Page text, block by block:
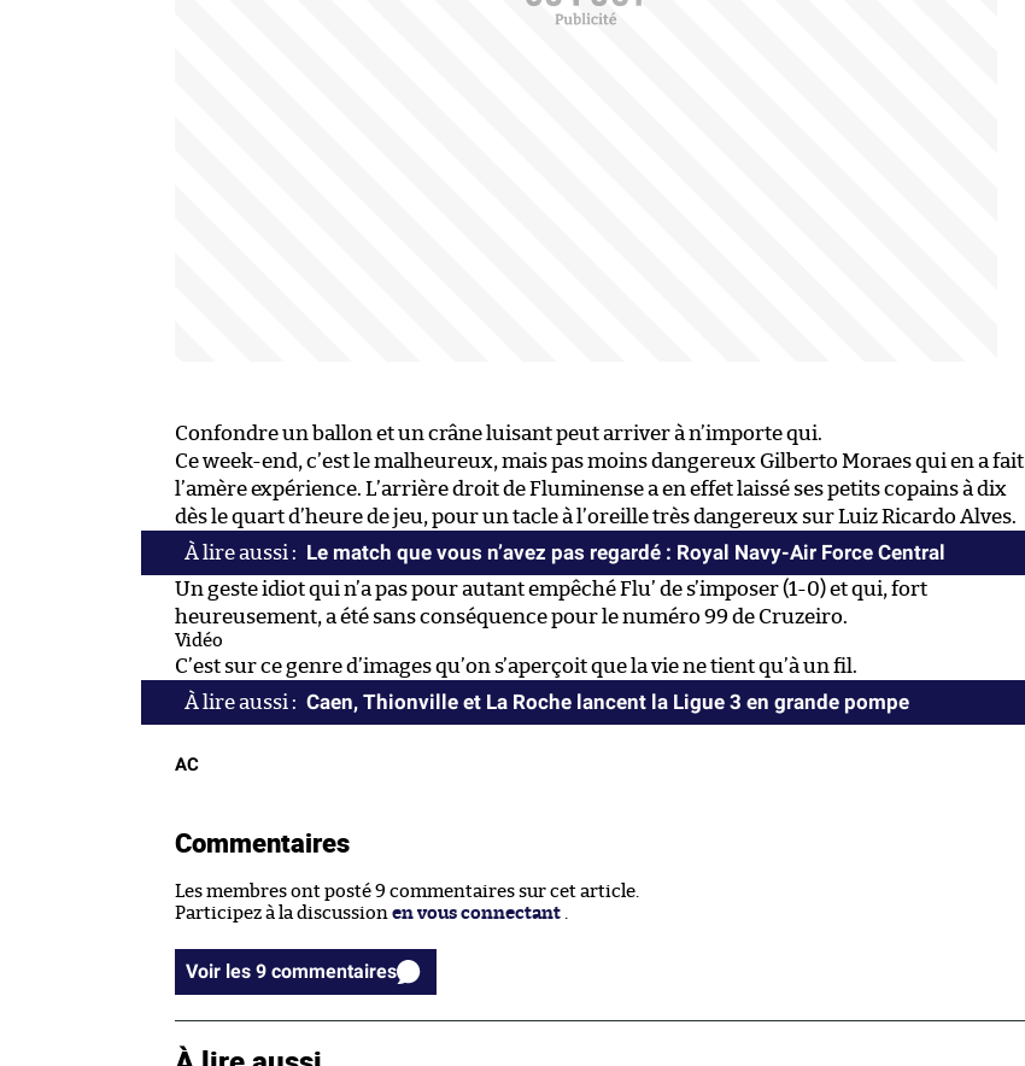
Confondre un ballon et un crâne luisant peut arriver à n’importe qui.
Ce week-end, c’est le malheureux, mais pas moins dangereux Gilberto Moraes qui en a fait
l’amère expérience. L’arrière droit de Fluminense a en effet laissé ses petits copains à dix
dès le quart d’heure de jeu, pour un tacle à l’oreille très dangereux sur Luiz Ricardo Alves.
Le match que vous n’avez pas regardé : Royal Navy-Air Force Central
Un geste idiot qui n’a pas pour autant empêché Flu’ de s’imposer (1-0) et qui, fort
heureusement, a été sans conséquence pour le numéro 99 de Cruzeiro.
Vidéo
C’est sur ce genre d’images qu’on s’aperçoit que la vie ne tient qu’à un fil.
Caen, Thionville et La Roche lancent la Ligue 3 en grande pompe
AC
Commentaires
Les membres ont posté 9 commentaires sur cet article.
Participez à la discussion en vous connectant .
Voir les 9 commentaires